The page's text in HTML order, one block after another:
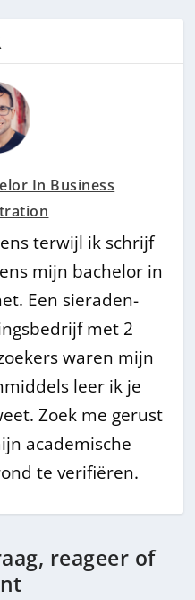
In Business
terwijl ik schrijf
mijn bachelor in
Een sieraden-
met 2
waren mijn
leer ik je
Zoek me gerust
academische
te verifiëren.
reageer of